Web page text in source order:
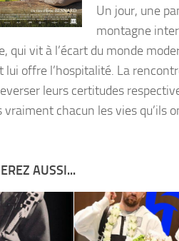
Un jour, une
montagne
qui vit à l’écart du monde
lui offre l’hospitalité. La
leurs certitudes
chacun les vies qu’ils
AUSSI...